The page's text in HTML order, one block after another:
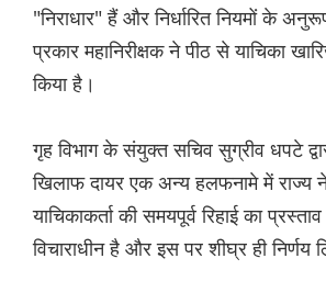
"निराधार" हैं और निर्धारित नियमों के
प्रकार महानिरीक्षक ने पीठ से याचिका
किया है।
गृह विभाग के संयुक्त सचिव सुग्रीव धपटे
खिलाफ दायर एक अन्य हलफनामे में राज्य
याचिकाकर्ता की समयपूर्व रिहाई का
विचाराधीन है और इस पर शीघ्र ही निर्णय